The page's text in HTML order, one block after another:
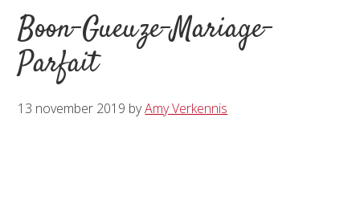
Boon-Gueuze-Mariage-
Parfait
13 november 2019 byAmy Verkennis